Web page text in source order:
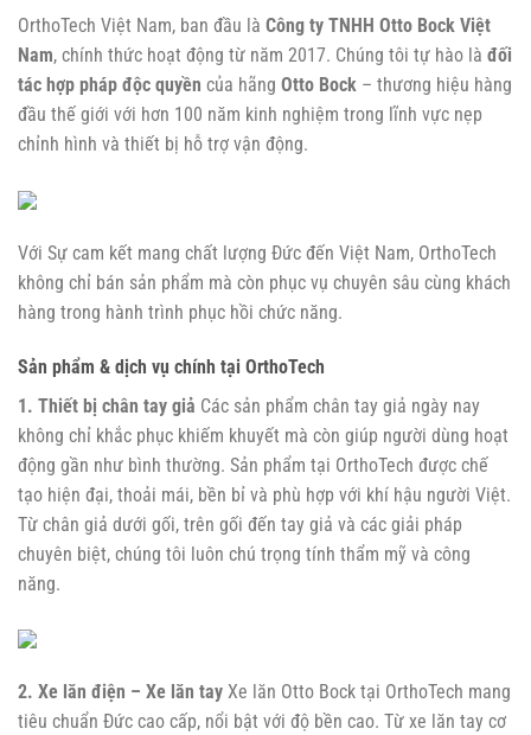
OrthoTech Việt Nam, ban đầu là Công ty TNHH Otto Bock Việt
Nam, chính thức hoạt động từ năm 2017. Chúng tôi tự hào là đối
tác hợp pháp độc quyền của hãng Otto Bock – thương hiệu hàng
đầu thế giới với hơn 100 năm kinh nghiệm trong lĩnh vực nẹp
chỉnh hình và thiết bị hỗ trợ vận động.
Với Sự cam kết mang chất lượng Đức đến Việt Nam, OrthoTech
không chỉ bán sản phẩm mà còn phục vụ chuyên sâu cùng khách
hàng trong hành trình phục hồi chức năng.
Sản phẩm & dịch vụ chính tại OrthoTech
1. Thiết bị chân tay giả Các sản phẩm chân tay giả ngày nay
không chỉ khắc phục khiếm khuyết mà còn giúp người dùng hoạt
động gần như bình thường. Sản phẩm tại OrthoTech được chế
tạo hiện đại, thoải mái, bền bỉ và phù hợp với khí hậu người Việt.
Từ chân giả dưới gối, trên gối đến tay giả và các giải pháp
chuyên biệt, chúng tôi luôn chú trọng tính thẩm mỹ và công
năng.
2. Xe lăn điện – Xe lăn tay Xe lăn Otto Bock tại OrthoTech mang
tiêu chuẩn Đức cao cấp, nổi bật với độ bền cao. Từ xe lăn tay cơ